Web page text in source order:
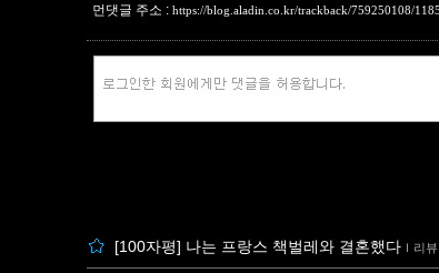
먼댓글 주소 : https://blog.aladin.co.kr/trackback/759250108/
[100자평] 나는 프랑스 책벌레와 결혼했다 ｌ 리뷰